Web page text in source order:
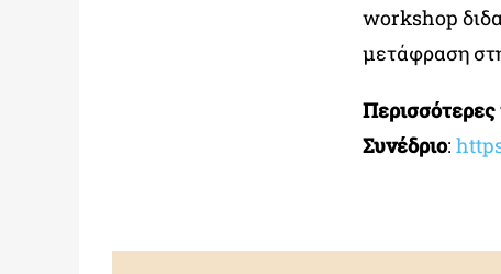
workshop
μετάφραση
Περισσότερες
Συνέδριο: